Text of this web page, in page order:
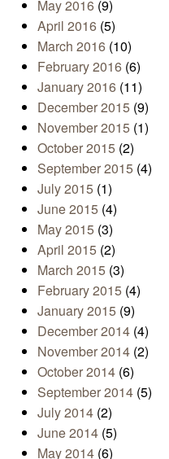
May 2016 (9)
April 2016 (5)
March 2016 (10)
February 2016 (6)
January 2016 (11)
December 2015 (9)
November 2015 (1)
October 2015 (2)
September 2015 (4)
July 2015 (1)
June 2015 (4)
May 2015 (3)
April 2015 (2)
March 2015 (3)
February 2015 (4)
January 2015 (9)
December 2014 (4)
November 2014 (2)
October 2014 (6)
September 2014 (5)
July 2014 (2)
June 2014 (5)
May 2014 (6)